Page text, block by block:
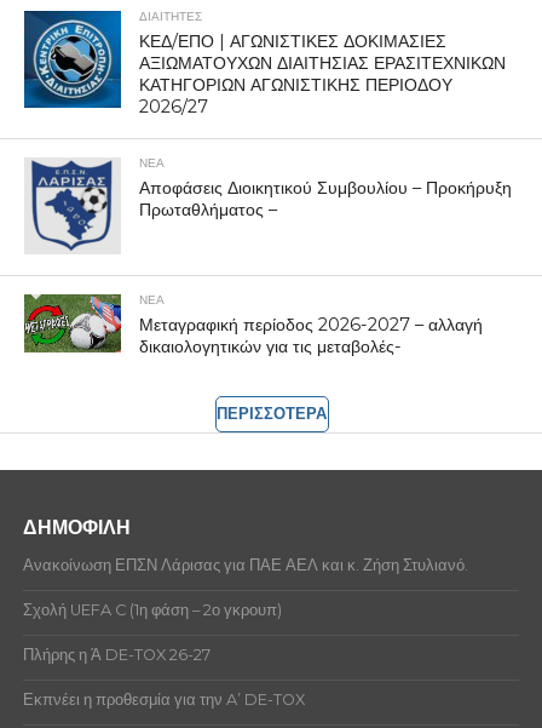
ΔΙΑΙΤΗΤΕΣ
ΚΕΔ/ΕΠΟ | ΑΓΩΝΙΣΤΙΚΕΣ ΔΟΚΙΜΑΣΙΕΣ
ΑΞΙΩΜΑΤΟΥΧΩΝ ΔΙΑΙΤΗΣΙΑΣ ΕΡΑΣΙΤΕΧΝΙΚΩΝ
ΚΑΤΗΓΟΡΙΩΝ ΑΓΩΝΙΣΤΙΚΗΣ ΠΕΡΙΟΔΟΥ
2026/27
ΝΕΑ
Αποφάσεις Διοικητικού Συμβουλίου – Προκήρυξη
Πρωταθλήματος –
ΝΕΑ
Μεταγραφική περίοδος 2026-2027 – αλλαγή
δικαιολογητικών για τις μεταβολές-
ΠΕΡΙΣΣΟΤΕΡΑ
ΔΗΜΟΦΙΛΗ
Ανακοίνωση ΕΠΣΝ Λάρισας για ΠΑΕ ΑΕΛ και κ. Ζήση Στυλιανό.
Σχολή UEFA C (1η φάση – 2ο γκρουπ)
Πλήρης η Ά DE-TOX 26-27
Εκπνέει η προθεσμία για την A’ DE-TOX